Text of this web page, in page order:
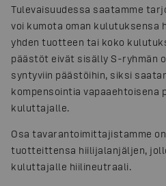
Tulevaisuudessa saatamme
voi kumota oman kulutuksensa
yhden tuotteen tai koko
päästöt eivät sisälly S-ryhmän
syntyviin päästöihin, siksi
kompensointia vapaaehtoisena
kuluttajalle.
Osa tavarantoimittajistamme
tuotteittensa hiilijalanjäljen,
kuluttajalle hiilineutraali.